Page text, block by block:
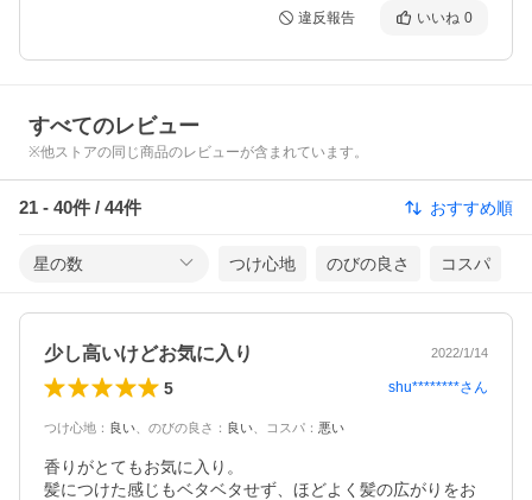
違反報告 いいね 0
すべてのレビュー
※他ストアの同じ商品のレビューが含まれています。
21 - 40件 / 44件 おすすめ順
星の数 つけ心地 のびの良さ コスパ
少し高いけどお気に入り 2022/1/14
5 shu********さん
つけ心地 ： 良い のびの良さ ： 良い コスパ ： 悪い
香りがとてもお気に入り。
髪につけた感じもベタベタせず、ほどよく髪の広がりをお